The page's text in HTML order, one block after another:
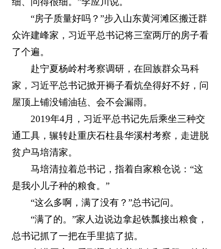
“房子质量好吗？”步入山东黄河滩区搬迁群
众许建峰家，习近平总书记将三室两厅的房子看
了个遍。
赴宁夏杨岭村考察调研，在回族群众马科
家，习近平总书记掀开褥子看炕垒得好不好，问
屋顶上铺没铺油毡、会不会漏雨。
2019年4月，习近平总书记先后乘坐三种交
通工具，辗转赴重庆石柱县华溪村考察，走进脱
贫户马培清家。
马培清拉着总书记，指着自家粮仓说：“这
是我小儿子种的粮食。”
“这么多啊，满了没有？”总书记问。
“满了的。”家人边说边拿起铁瓢接出粮食，
总书记抓了一把在手里掂了掂。